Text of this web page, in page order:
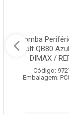
Bomba
Bivolt QB80
DIMAX /
Código:
Embalagem: